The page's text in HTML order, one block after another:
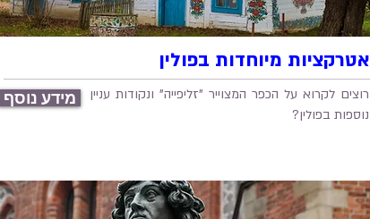
אטרקציות מיוחדות בפולין
מידע נוסף
רוצים לקרוא על הכפר המצוייר "זליפייה" ונקודות עניין
נוספות בפולין?